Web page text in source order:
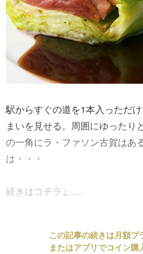
駅からすぐの道を1本入っただ
まいを見せる。周囲にゆったり
の一角にラ・ファソン古賀はあ
は・・・
続きはコチラ↓......
この記事の続きは月額プ
またはアプリでコイン